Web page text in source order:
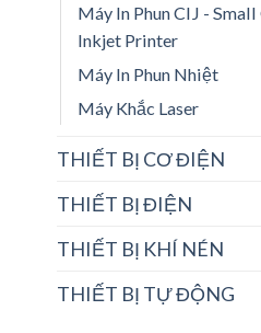
Máy In Phun CIJ -
Inkjet Printer
Máy In Phun Nhiệt
Máy Khắc Laser
THIẾT BỊ CƠ ĐIỆN
THIẾT BỊ ĐIỆN
THIẾT BỊ KHÍ NÉN
THIẾT BỊ TỰ ĐỘNG